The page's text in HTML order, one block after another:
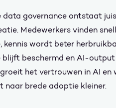
data governance ontstaat
Medewerkers vinden
kennis wordt beter
beschermd en AI-
het vertrouwen in AI en
naar brede adoptie kleiner.